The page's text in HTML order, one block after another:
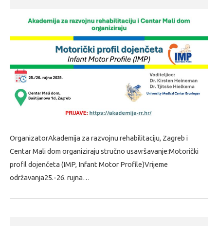
OrganizatorAkademija za razvojnu rehabilitaciju, Zagreb i
Centar Mali dom organiziraju stručno usavršavanje:Motorički
profil dojenčeta (IMP, Infant Motor Profile)Vrijeme
održavanja25.-26. rujna…